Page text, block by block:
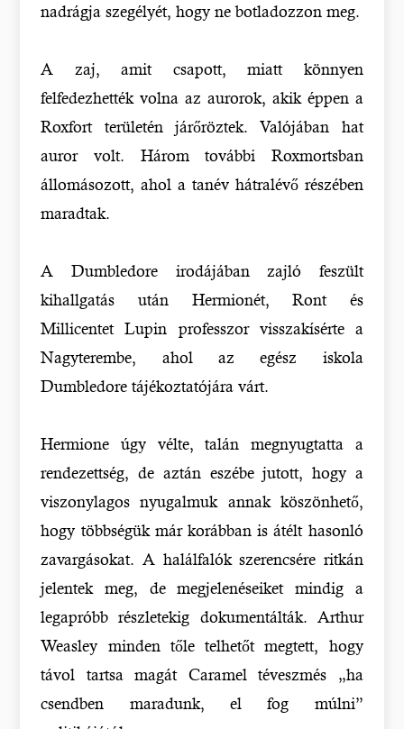
nadrágja szegélyét, hogy ne botladozzon meg.
A zaj, amit csapott, miatt könnyen
felfedezhették volna az aurorok, akik éppen a
Roxfort területén járőröztek. Valójában hat
auror volt. Három további Roxmortsban
állomásozott, ahol a tanév hátralévő részében
maradtak.
A Dumbledore irodájában zajló feszült
kihallgatás után Hermionét, Ront és
Millicentet Lupin professzor visszakísérte a
Nagyterembe, ahol az egész iskola
Dumbledore tájékoztatójára várt.
Hermione úgy vélte, talán megnyugtatta a
rendezettség, de aztán eszébe jutott, hogy a
viszonylagos nyugalmuk annak köszönhető,
hogy többségük már korábban is átélt hasonló
zavargásokat. A halálfalók szerencsére ritkán
jelentek meg, de megjelenéseiket mindig a
legapróbb részletekig dokumentálták. Arthur
Weasley minden tőle telhetőt megtett, hogy
távol tartsa magát Caramel téveszmés „ha
csendben maradunk, el fog múlni”